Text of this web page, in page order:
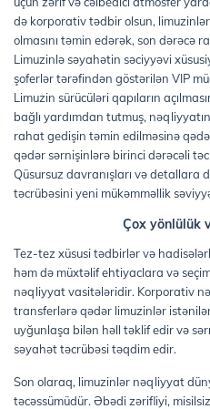
də korporativ tədbir olsun,
olmasını təmin edərək, son dərəcə
Limuzinlə səyahətin səciyyəvi
şoferlər tərəfindən göstərilən VIP
Limuzin sürücüləri qapıların
bağlı yardımdan tutmuş,
rahat gedişin təmin edilməsinə
qədər sərnişinlərə birinci dərəcəli
Qüsursuz davranışları və detallara
təcrübəsini yeni mükəmməllik
Çox yönlülük
Tez-tez xüsusi tədbirlər və
həm də müxtəlif ehtiyaclara və
nəqliyyat vasitələridir. Korporativ
transferlərə qədər limuzinlər
uyğunlaşa bilən həll təklif edir və
səyahət təcrübəsi təqdim edir.
Son olaraq, limuzinlər nəqliyyat
təcəssümüdür. Əbədi zərifliyi,